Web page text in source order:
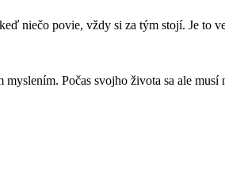
niečo povie, vždy si za tým stojí. Je
Počas svojho života sa ale